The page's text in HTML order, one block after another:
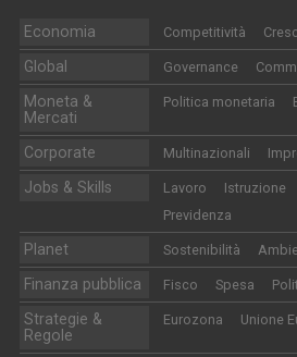
Economia Competitività
Global Governance
Moneta &
Mercati
Politica monetaria
Corporate Multinazionali
Jobs & Skills Lavoro Istruzione
Previdenza
Planet Sostenibilità
Finanza pubblica Fisco Spesa
Strategie &
Regole
Eurozona Unione